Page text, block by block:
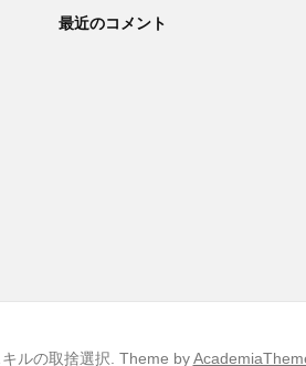
最近のコメント
ルの取捨選択. Theme by